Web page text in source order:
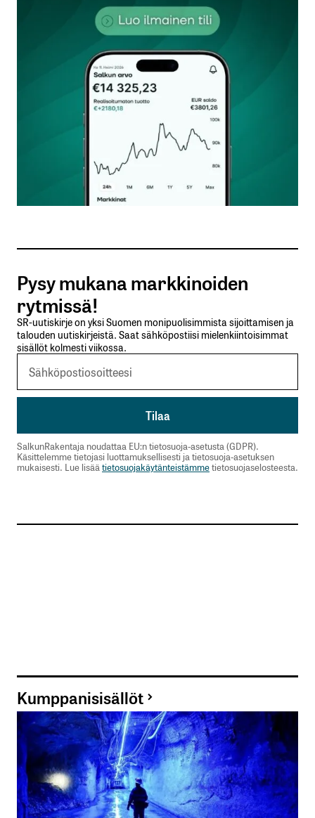
Sähköpostiosoitettasi ei julkaista.Pakolliset
kentät on merkitty*
Kommentti*
Nimesi tai nimimerkkisi
Sähköpostiosoitteesi
Tilaa SalkunRakentajan uutiskirje
Lähetä kommentti
Pysy mukana markkinoiden
rytmissä!
SR-uutiskirje on yksi Suomen monipuolisimmista sijoittamisen ja
talouden uutiskirjeistä. Saat sähköpostiisi mielenkiintoisimmat
sisällöt kolmesti viikossa.
SalkunRakentaja noudattaa EU:n tietosuoja-asetusta (GDPR).
Käsittelemme tietojasi luottamuksellisesti ja tietosuoja-asetuksen
mukaisesti. Lue lisää tietosuojakäytänteistämmetietosuojaselosteesta.
Kumppanisisällöt